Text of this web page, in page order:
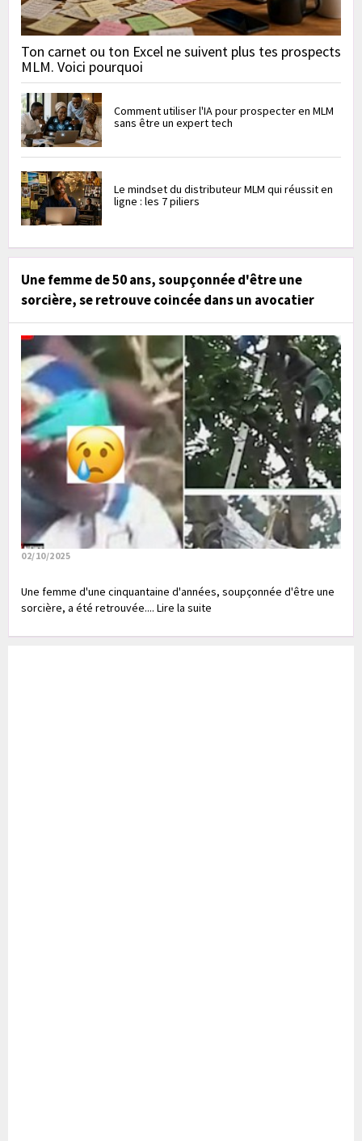
Ton carnet ou ton Excel ne suivent plus tes prospects
MLM. Voici pourquoi
Comment utiliser l'IA pour prospecter en MLM
sans être un expert tech
Le mindset du distributeur MLM qui réussit en
ligne : les 7 piliers
Une femme de 50 ans, soupçonnée d'être une
sorcière, se retrouve coincée dans un avocatier
02/10/2025
Une femme d'une cinquantaine d'années, soupçonnée d'être une
sorcière, a été retrouvée.... Lire la suite